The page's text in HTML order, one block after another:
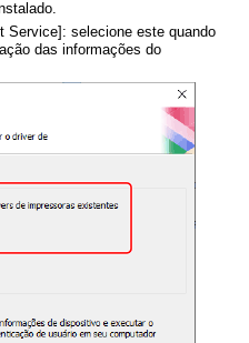
Service]: selecione este quando
das informações do